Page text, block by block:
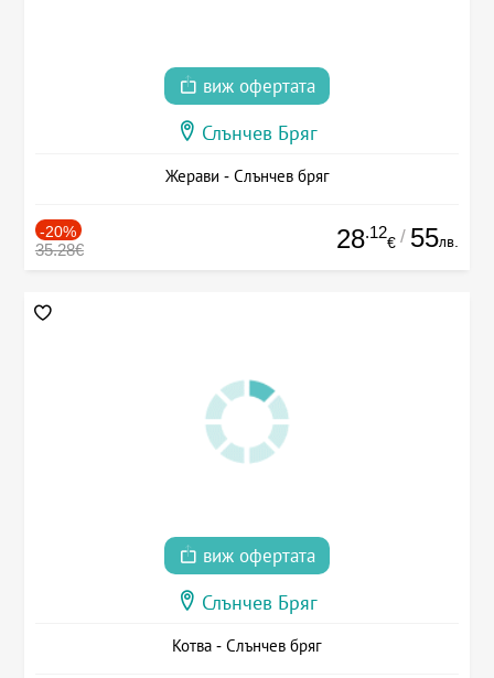
виж офертата
Слънчев Бряг
Жерави - Слънчев бряг
-20%
35.28€ 28.12
€ / 55лв.
виж офертата
Слънчев Бряг
Котва - Слънчев бряг